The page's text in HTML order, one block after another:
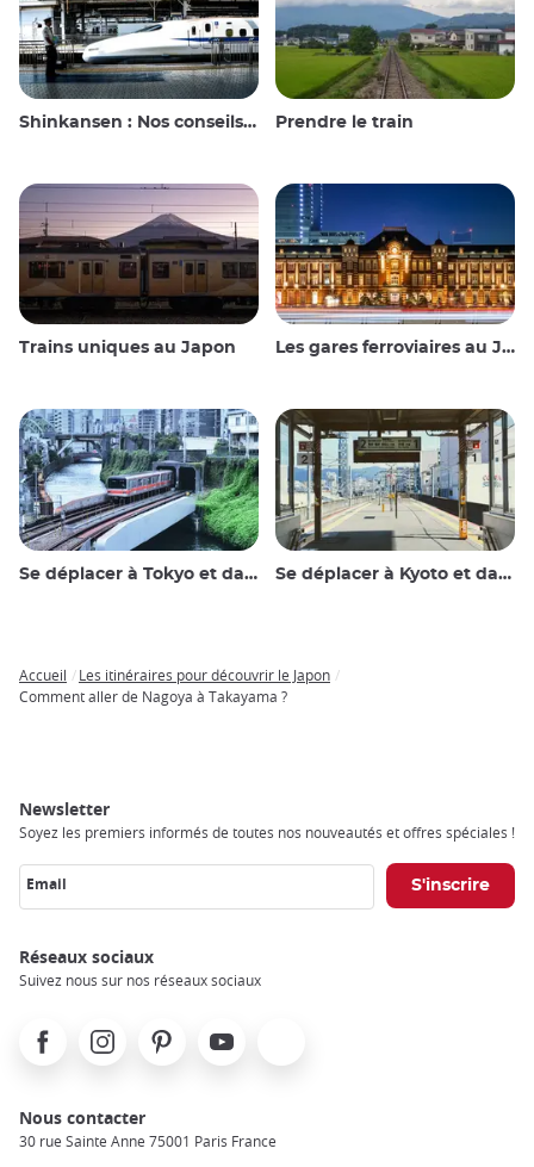
Shinkansen : Nos conseils de voyage pour le train à grande vitesse japonais Prendre le train
Trains uniques au Japon Les gares ferroviaires au Japon
Se déplacer à Tokyo et dans les environs Se déplacer à Kyoto et dans les environs
Breadcrumb
Accueil
Les itinéraires pour découvrir le Japon
Comment aller de Nagoya à Takayama ?
Newsletter
Soyez les premiers informés de toutes nos nouveautés et offres spéciales !
Email
Réseaux sociaux
Suivez nous sur nos réseaux sociaux
FacebookInstagramPinterest Youtube
Nous contacter
30 rue Sainte Anne 75001 Paris France